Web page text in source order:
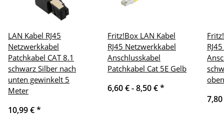
LAN Kabel RJ45
Netzwerkkabel
Patchkabel CAT 8.1
schwarz Silber nach
unten gewinkelt 5
Meter
10,99 €*
Fritz!Box LAN Kabel
RJ45 Netzwerkkabel
Anschlusskabel
Patchkabel Cat 5E Gelb
6,60 € -8,50 €*